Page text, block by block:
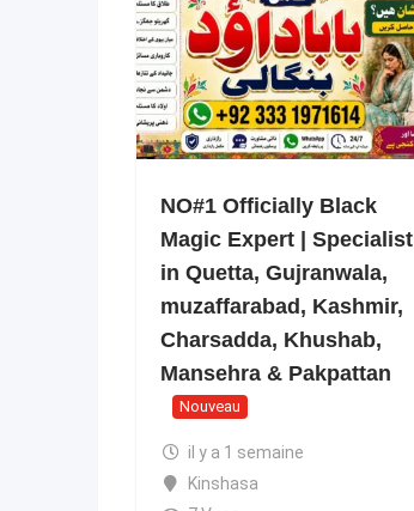
NO#1 Officially Black
Magic Expert | Specialist
in Quetta, Gujranwala,
muzaffarabad, Kashmir,
Charsadda, Khushab,
Mansehra & Pakpattan
Nouveau
il y a 1 semaine
Kinshasa